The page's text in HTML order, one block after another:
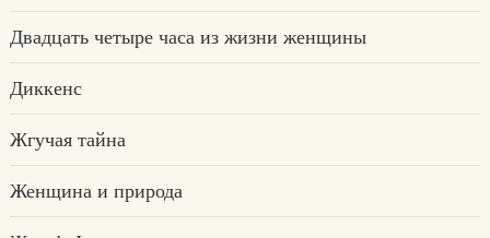
Двадцать четыре часа из жизни женщины
Диккенс
Жгучая тайна
Женщина и природа